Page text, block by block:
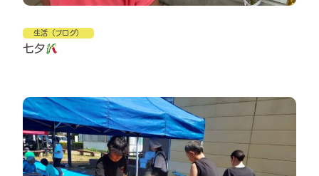
生活（ブログ）
七夕